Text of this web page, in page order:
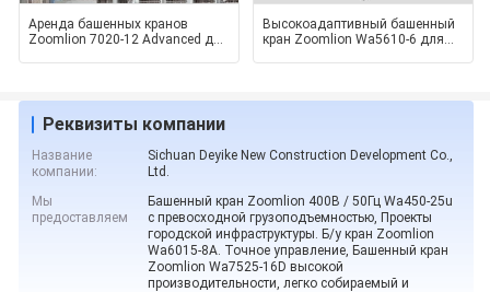
Аренда башенных кранов
Zoomlion 7020-12 Advanced для
Высокоадаптивный башенный
кран Zoomlion Wa5610-6 для
Реквизиты компании
Название
компании:
Sichuan Deyike New Construction Development Co.,
Ltd.
Мы
предоставляем
Башенный кран Zoomlion 400В / 50Гц Wa450-25u
с превосходной грузоподъемностью, Проекты
городской инфраструктуры. Б/у кран Zoomlion
Wa6015-8A. Точное управление, Башенный кран
Zoomlion Wa7525-16D высокой
производительности, легко собираемый и